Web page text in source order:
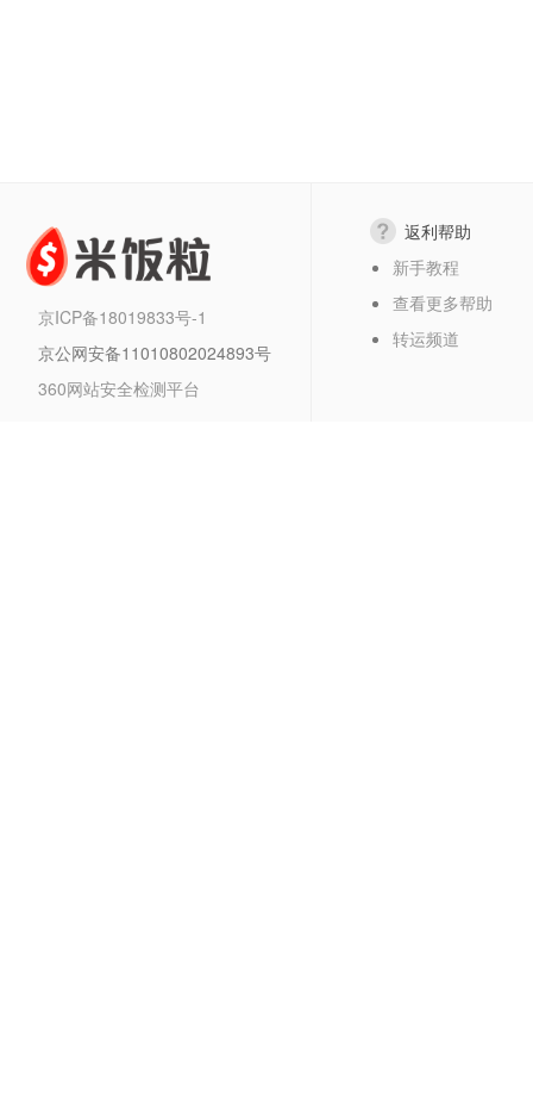
京ICP备18019833号-1
京公网安备11010802024893号
360网站安全检测平台
返利帮助
新手教程
查看更多帮助
转运频道